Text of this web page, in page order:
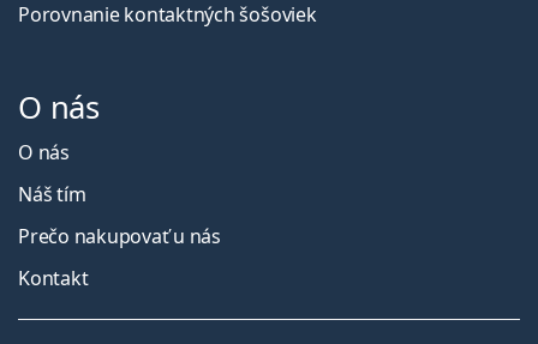
Porovnanie kontaktných šošoviek
O nás
O nás
Náš tím
Prečo nakupovať u nás
Kontakt